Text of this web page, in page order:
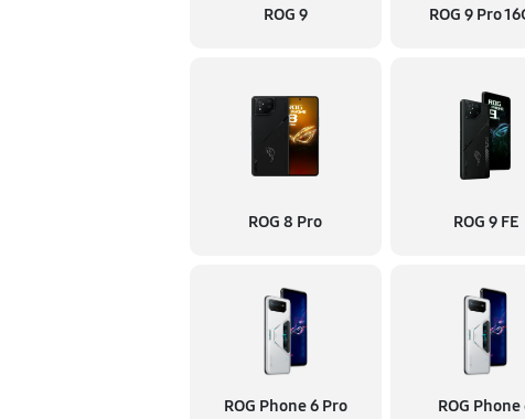
ROG 9 ROG 9 Pro
ROG 8 Pro ROG 9 FE
ROG Phone 6 Pro ROG Phone